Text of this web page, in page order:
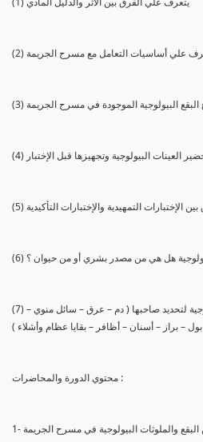
علي أساسيات التعامل مع مسرح الجريمة
البقع البيولوجية الموجودة في مسرح الجريمة
العينات البيولوجية وتجهيزها قبل الإختبار
الإختبارات التمهيدية والإختبارات التأكيدية
هل هي من مصدر بشري أو من حيوان ؟
(7) إجراء الإختبارات علي العينة البيولوجية لتحديد صاحبها ( دم – عرق – سائل منوي –
– براز – أسنان – أظافر – بقايا عظام وأشلاء )
محتوي الدورة والمحاضرات :
البقع والملوثات البيولوجية في مسرح الجريمة